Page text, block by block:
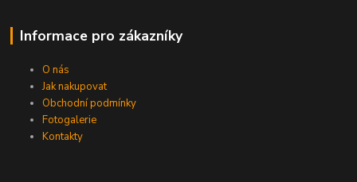
Informace pro zákazníky
O nás
Jak nakupovat
Obchodní podmínky
Fotogalerie
Kontakty